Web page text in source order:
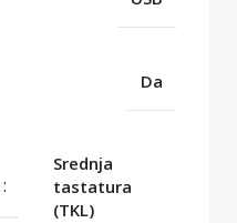
Da
Srednja
tastatura
(TKL)